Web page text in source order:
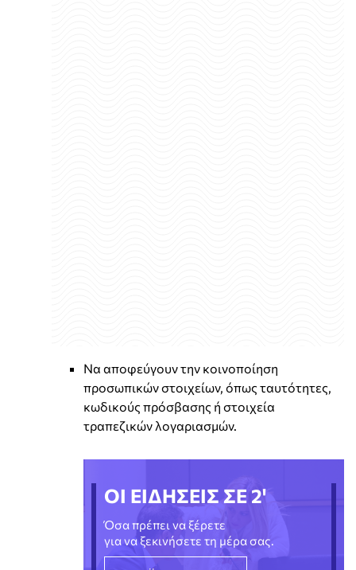
Να αποφεύγουν την κοινοποίηση
προσωπικών στοιχείων, όπως ταυτότητες,
κωδικούς πρόσβασης ή στοιχεία
τραπεζικών λογαριασμών.
ΟΙ ΕΙΔΗΣΕΙΣ ΣΕ 2'
Όσα πρέπει να ξέρετε
για να ξεκινήσετε τη μέρα σας.